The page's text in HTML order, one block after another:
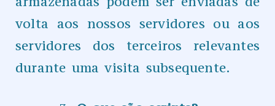
volta aos nossos servidores ou aos
servidores dos terceiros relevantes
durante uma visita subsequente.